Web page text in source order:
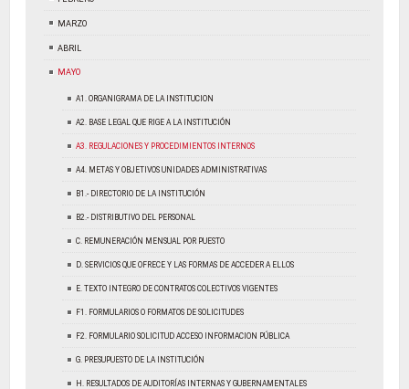
MARZO
ABRIL
MAYO
A1. ORGANIGRAMA DE LA INSTITUCION
A2. BASE LEGAL QUE RIGE A LA INSTITUCIÓN
A3. REGULACIONES Y PROCEDIMIENTOS INTERNOS
A4. METAS Y OBJETIVOS UNIDADES ADMINISTRATIVAS
B1.- DIRECTORIO DE LA INSTITUCIÓN
B2.- DISTRIBUTIVO DEL PERSONAL
C. REMUNERACIÓN MENSUAL POR PUESTO
D. SERVICIOS QUE OFRECE Y LAS FORMAS DE ACCEDER A ELLOS
E. TEXTO INTEGRO DE CONTRATOS COLECTIVOS VIGENTES
F1. FORMULARIOS O FORMATOS DE SOLICITUDES
F2. FORMULARIO SOLICITUD ACCESO INFORMACION PÚBLICA
G. PRESUPUESTO DE LA INSTITUCIÓN
H. RESULTADOS DE AUDITORÍAS INTERNAS Y GUBERNAMENTALES